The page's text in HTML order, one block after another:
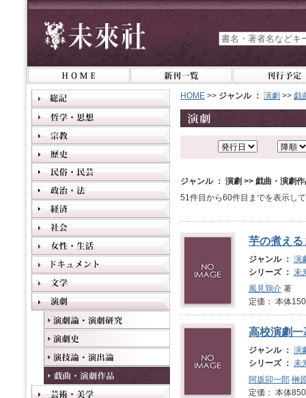
HOME >> ジャンル ： 演劇 >> 戯
ジャンル ： 演劇 >> 戯曲・演劇
51件目から60件目までを表示し
芋の煮える
ジャンル ： 演
シリーズ ： 未
風見鶏介 著
定価： 本体
高校演劇
ジャンル ： 演
シリーズ ： 未
阿坂卯一郎 榊
定価： 本体